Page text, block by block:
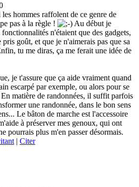
hommes raffolent de ce genre de
pas à la règle !
Au début je
n'étaient que des gadgets,
goût, et que je n'aimerais pas que sa
tu me diras, ça me ferait une idée de
je t'assure que ça aide vraiment quand
escarpé par exemple, ou alors pour se
matière de randonnées, il suffit parfois
une randonnée, dans le bon sens
Le bâton de marche est l'accessoire
à préserver mes genoux, qui ont
pourrais plus m'en passer désormais.
| Citer